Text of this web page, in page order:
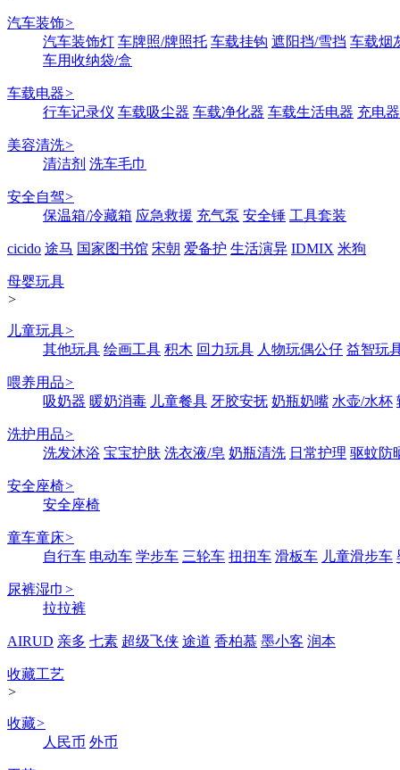
汽车装饰>
汽车装饰灯 车牌照/牌照托 车载挂钩 遮阳挡/雪挡 车载烟
车用收纳袋/盒
车载电器>
行车记录仪 车载吸尘器 车载净化器 车载生活电器 充电
美容清洗>
清洁剂 洗车毛巾
安全自驾>
保温箱/冷藏箱 应急救援 充气泵 安全锤 工具套装
cicido 途马 国家图书馆 宋朝 爱备护 生活演异 IDMIX 米狗
母婴玩具
>
儿童玩具>
其他玩具 绘画工具 积木 回力玩具 人物玩偶公仔 益智玩
喂养用品>
吸奶器 暖奶消毒 儿童餐具 牙胶安抚 奶瓶奶嘴 水壶/水杯
洗护用品>
洗发沐浴 宝宝护肤 洗衣液/皂 奶瓶清洗 日常护理 驱蚊防
安全座椅>
安全座椅
童车童床>
自行车 电动车 学步车 三轮车 扭扭车 滑板车 儿童滑步车
尿裤湿巾 >
拉拉裤
AIRUD 亲多 七素 超级飞侠 途道 香柏慕 墨小客 润本
收藏工艺
>
收藏>
人民币 外币